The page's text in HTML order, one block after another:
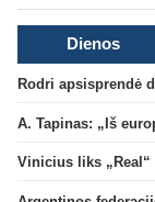
Dienos
Rodri apsisprendė
Vinicius liks „Real“